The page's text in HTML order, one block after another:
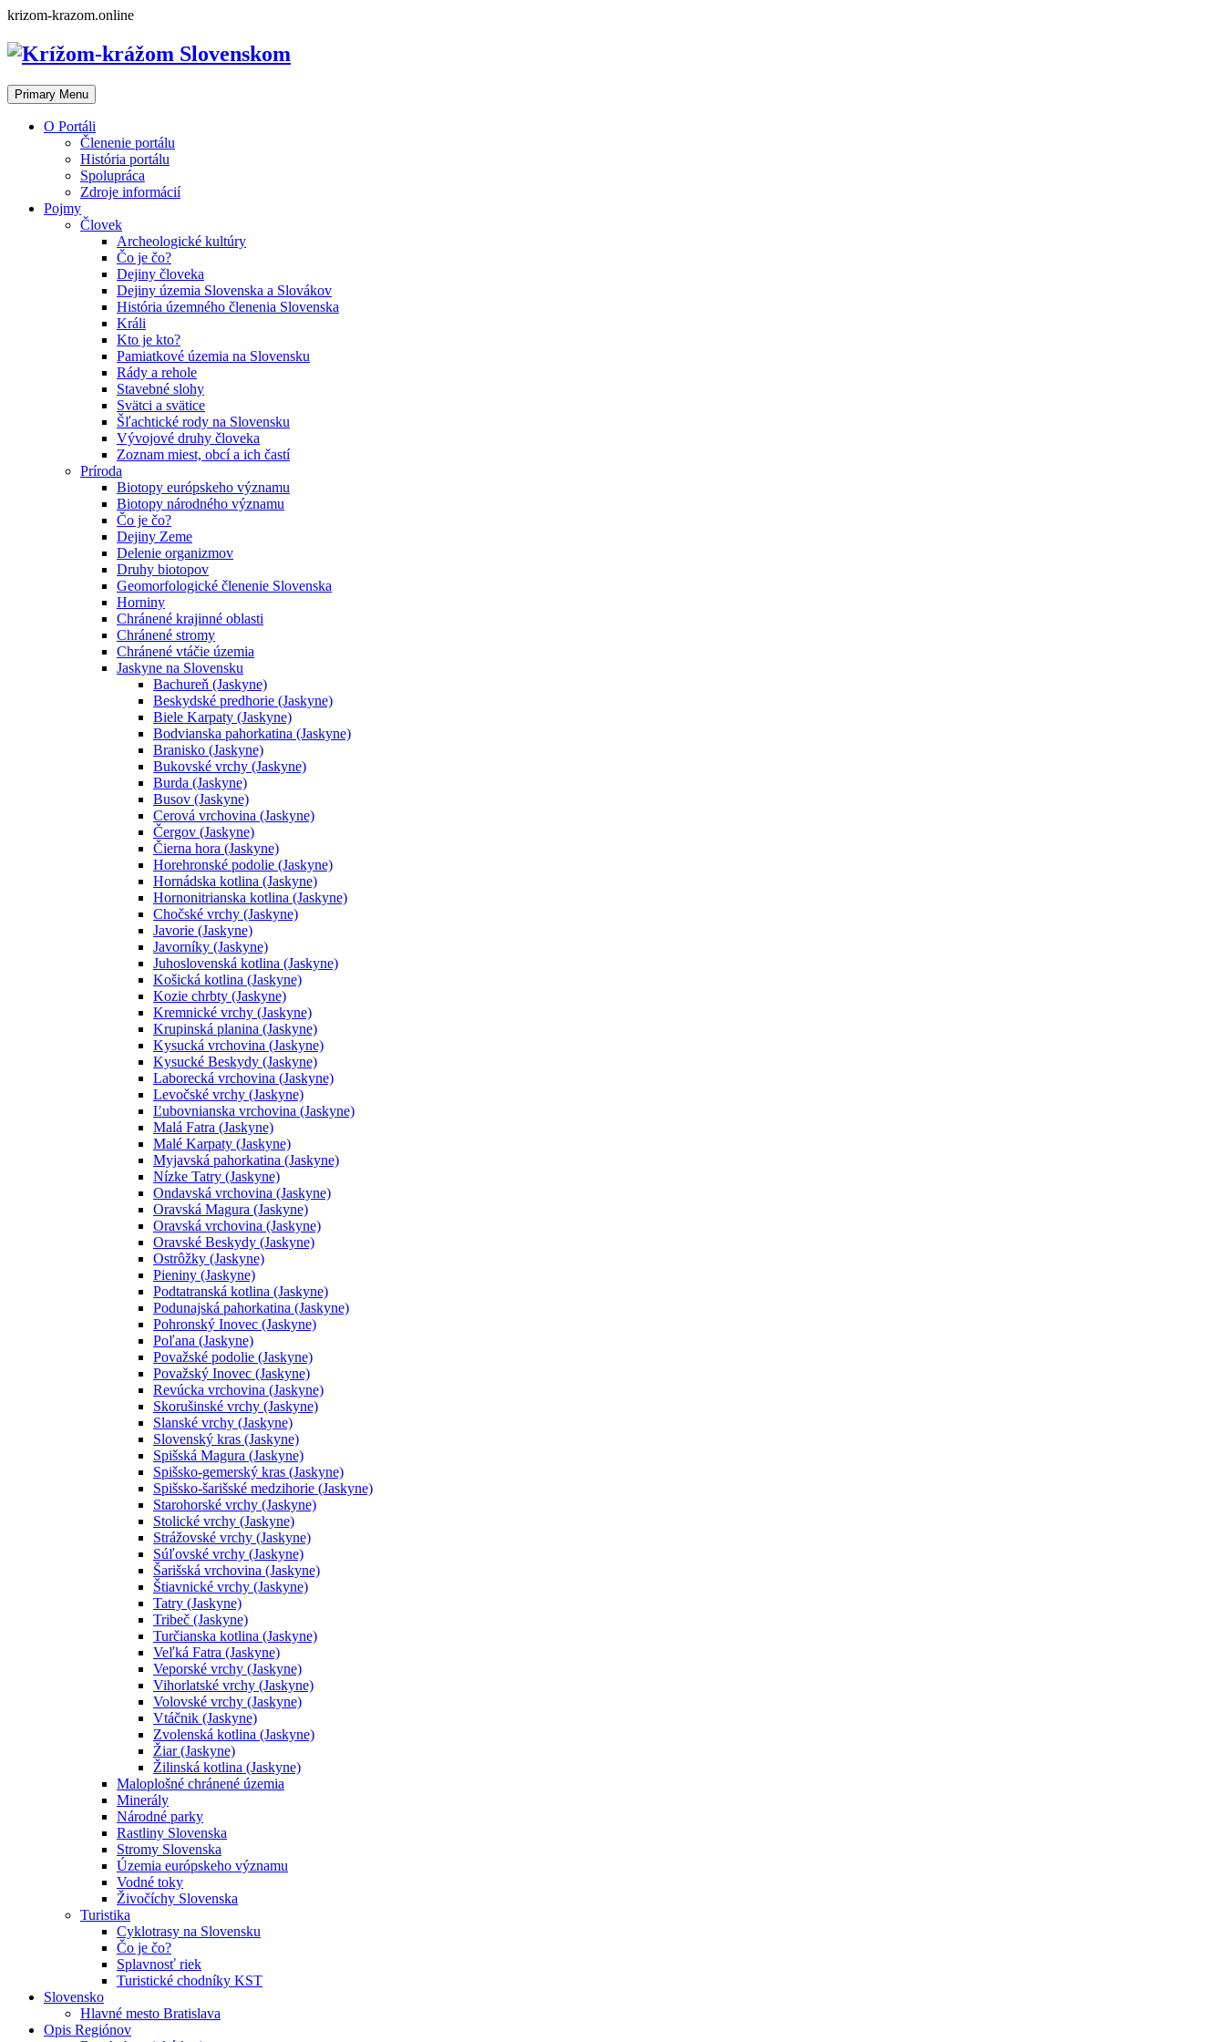
Skip
content
krizom-krazom.online
Primary Menu
O Portáli
Členenie portálu
História portálu
Spolupráca
Zdroje informácií
Pojmy
Človek
Archeologické kultúry
Čo je čo?
Dejiny človeka
Dejiny územia Slovenska a Slovákov
História územného členenia Slovenska
Králi
Kto je kto?
Pamiatkové územia na Slovensku
Rády a rehole
Stavebné slohy
Svätci a svätice
Šľachtické rody na Slovensku
Vývojové druhy človeka
Zoznam miest, obcí a ich častí
Príroda
Biotopy európskeho významu
Biotopy národného významu
Čo je čo?
Dejiny Zeme
Delenie organizmov
Druhy biotopov
Geomorfologické členenie Slovenska
Horniny
Chránené krajinné oblasti
Chránené stromy
Chránené vtáčie územia
Jaskyne na Slovensku
Bachureň (Jaskyne)
Beskydské predhorie (Jaskyne)
Biele Karpaty (Jaskyne)
Bodvianska pahorkatina (Jaskyne)
Branisko (Jaskyne)
Bukovské vrchy (Jaskyne)
Burda (Jaskyne)
Busov (Jaskyne)
Cerová vrchovina (Jaskyne)
Čergov (Jaskyne)
Čierna hora (Jaskyne)
Horehronské podolie (Jaskyne)
Hornádska kotlina (Jaskyne)
Hornonitrianska kotlina (Jaskyne)
Chočské vrchy (Jaskyne)
Javorie (Jaskyne)
Javorníky (Jaskyne)
Juhoslovenská kotlina (Jaskyne)
Košická kotlina (Jaskyne)
Kozie chrbty (Jaskyne)
Kremnické vrchy (Jaskyne)
Krupinská planina (Jaskyne)
Kysucká vrchovina (Jaskyne)
Kysucké Beskydy (Jaskyne)
Laborecká vrchovina (Jaskyne)
Levočské vrchy (Jaskyne)
Ľubovnianska vrchovina (Jaskyne)
Malá Fatra (Jaskyne)
Malé Karpaty (Jaskyne)
Myjavská pahorkatina (Jaskyne)
Nízke Tatry (Jaskyne)
Ondavská vrchovina (Jaskyne)
Oravská Magura (Jaskyne)
Oravská vrchovina (Jaskyne)
Oravské Beskydy (Jaskyne)
Ostrôžky (Jaskyne)
Pieniny (Jaskyne)
Podtatranská kotlina (Jaskyne)
Podunajská pahorkatina (Jaskyne)
Pohronský Inovec (Jaskyne)
Poľana (Jaskyne)
Považské podolie (Jaskyne)
Považský Inovec (Jaskyne)
Revúcka vrchovina (Jaskyne)
Skorušinské vrchy (Jaskyne)
Slanské vrchy (Jaskyne)
Slovenský kras (Jaskyne)
Spišská Magura (Jaskyne)
Spišsko-gemerský kras (Jaskyne)
Spišsko-šarišské medzihorie (Jaskyne)
Starohorské vrchy (Jaskyne)
Stolické vrchy (Jaskyne)
Strážovské vrchy (Jaskyne)
Súľovské vrchy (Jaskyne)
Šarišská vrchovina (Jaskyne)
Štiavnické vrchy (Jaskyne)
Tatry (Jaskyne)
Tribeč (Jaskyne)
Turčianska kotlina (Jaskyne)
Veľká Fatra (Jaskyne)
Veporské vrchy (Jaskyne)
Vihorlatské vrchy (Jaskyne)
Volovské vrchy (Jaskyne)
Vtáčnik (Jaskyne)
Zvolenská kotlina (Jaskyne)
Žiar (Jaskyne)
Žilinská kotlina (Jaskyne)
Maloplošné chránené územia
Minerály
Národné parky
Rastliny Slovenska
Stromy Slovenska
Územia európskeho významu
Vodné toky
Živočíchy Slovenska
Turistika
Cyklotrasy na Slovensku
Čo je čo?
Splavnosť riek
Turistické chodníky KST
Slovensko
Hlavné mesto Bratislava
Opis Regiónov